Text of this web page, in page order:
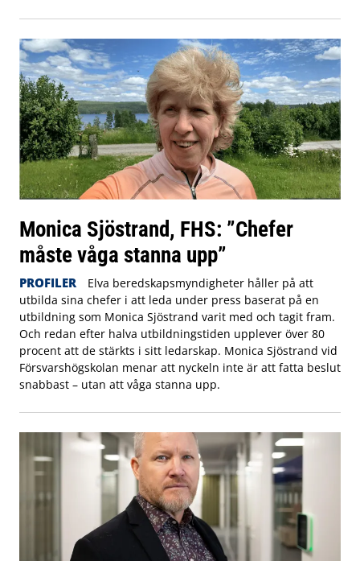
Monica Sjöstrand, FHS: ”Chefer
måste våga stanna upp”
PROFILER
Elva beredskapsmyndigheter håller på att
utbilda sina chefer i att leda under press baserat på en
utbildning som Monica Sjöstrand varit med och tagit fram.
Och redan efter halva utbildningstiden upplever över 80
procent att de stärkts i sitt ledarskap. Monica Sjöstrand vid
Försvarshögskolan menar att nyckeln inte är att fatta beslut
snabbast – utan att våga stanna upp.